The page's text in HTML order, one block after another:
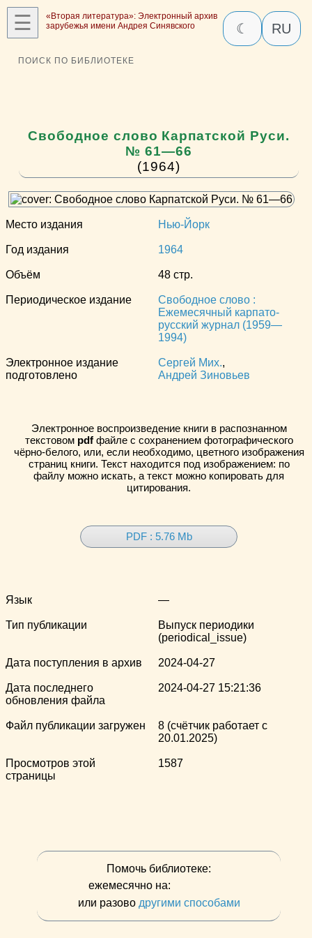
☰
«Вторая литература»: Электронный архив
зарубежья имени Андрея Синявского
☾ RU
ПОИСК ПО БИБЛИОТЕКЕ
Свободное слово Карпатской Руси.
№ 61—66
(1964)
Место издания Нью-Йорк
Год издания 1964
Объём 48 стр.
Периодическое издание
Свободное слово :
Ежемесячный карпато-
русский журнал (1959—
1994)
Электронное издание
подготовлено
Сергей Мих.,
Андрей Зиновьев
Электронное воспроизведение книги в распознанном
текстовом pdfфайле с сохранением фотографического
чёрно-белого, или, если необходимо, цветного изображения
страниц книги. Текст находится под изображением: по
файлу можно искать, а текст можно копировать для
цитирования.
PDF : 5.76 Mb
Язык —
Тип публикации
Выпуск периодики
(periodical_issue)
Дата поступления в архив 2024-04-27
Дата последнего
обновления файла
2024-04-27 15:21:36
Файл публикации загружен
8 (счётчик работает с
20.01.2025)
Просмотров этой
страницы
1587
Помочь библиотеке:
ежемесячно на:
или разово другими способами